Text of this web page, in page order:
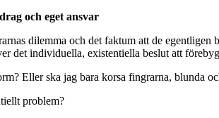
och eget ansvar
dilemma och det faktum att de
det individuella, existentiella beslut att
Eller ska jag bara korsa fingrarna, blunda
problem?